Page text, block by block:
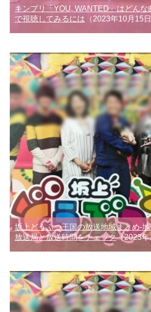
キンプリ「YOU, WANTED」はどんな
で視聴してみるには （2023年10月15日
坂上どうぶつ王国の放送地域まとめ-
放送局と放送時間をチェック（2023